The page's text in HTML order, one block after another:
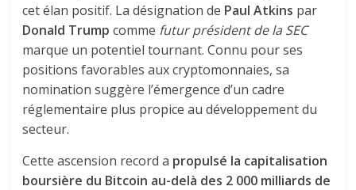
cet élan positif. La désignation de Paul Atkins par
Donald Trumpcomme futur président de la SEC
marque un potentiel tournant. Connu pour ses
positions favorables aux cryptomonnaies, sa
nomination suggère l’émergence d’un cadre
réglementaire plus propice au développement du
secteur.
Cette ascension record a propulsé la capitalisation
boursière du Bitcoin au-delà des 2 000 milliards de